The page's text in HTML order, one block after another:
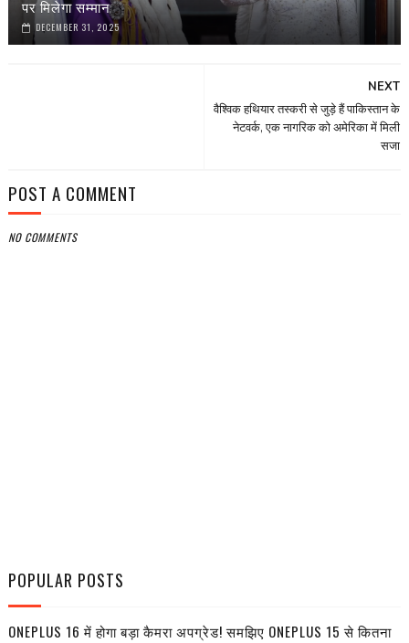
पर मिलेगा सम्मान
DECEMBER 31, 2025
NEXT
वैश्विक हथियार तस्करी से जुड़े हैं पाकिस्तान के
नेटवर्क, एक नागरिक को अमेरिका में मिली
सजा
POST A COMMENT
NO COMMENTS
POPULAR POSTS
ONEPLUS 16 में होगा बड़ा कैमरा अपग्रेड! समझिए ONEPLUS 15 से कितना